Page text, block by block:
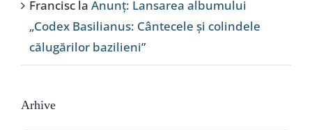
Francisc la Anunț: Lansarea albumului
„Codex Basilianus: Cântecele și colindele
călugărilor bazilieni”
Arhive